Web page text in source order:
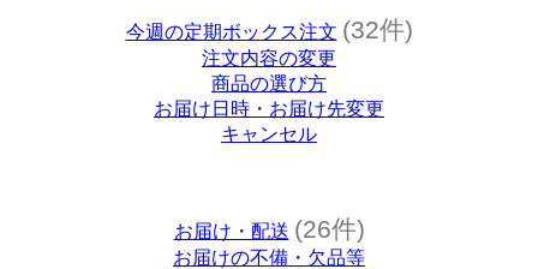
今週の定期ボックス注文 (32件)
注文内容の変更
商品の選び方
お届け日時・お届け先変更
キャンセル
お届け・配送 (26件)
お届けの不備・欠品等